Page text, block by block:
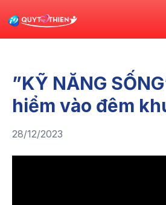
”KỸ NĂNG
hiểm vào đêm
28/12/2023